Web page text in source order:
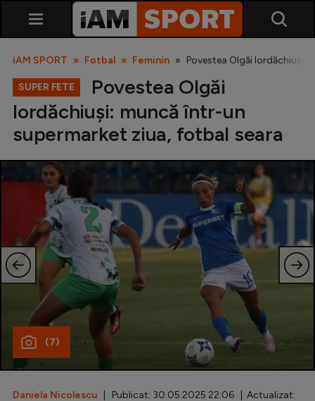
SuperLiga
Liga 2
Cupa României
Echipa Națională
U21
Fotbal feminin
Special
Diverse
Inedit
iAM SPORT Fotbal Feminin Povestea Olgăi Iordăchiuși:
SUPER FETE
Povestea Olgăi
Iordăchiuși: muncă într-un
supermarket ziua, fotbal seara
(7)
Daniela Nicolescu | Publicat: 30.05.2025 22:06 | Actualizat: